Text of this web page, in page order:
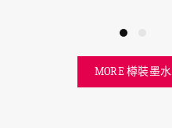
MORE 樽裝墨水